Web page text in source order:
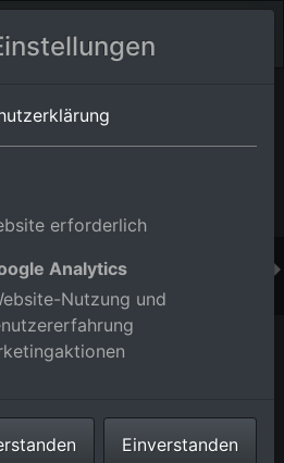
Bettingen
erforderlich
Analytics
Nutzung und
Einverstanden